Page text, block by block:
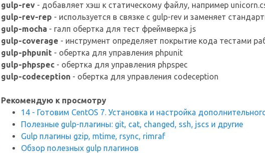
gulp-rev - добавляет хэш к статическому файлу, например
gulp-rev-rep - используется в связке с gulp-rev и заменяет
gulp-mocha - галп обертка для тест фреймверка js
gulp-coverage - инструмент определяет покрытие кода тестами
gulp-phpunit - обертка для управления phpunit
gulp-phpspec - обертка для управления phpspec
gulp-codeception - обертка для управления codeception
Рекомендую к просмотру
14 - Готовим CentOS 7. Установка и настройка
Полезные gulp-плагины: git, cat, changed, ssh, jscs и другие
Gulp плагины gzip, mtime, rsync, rimraf
Обзор полезных gulp плагинов